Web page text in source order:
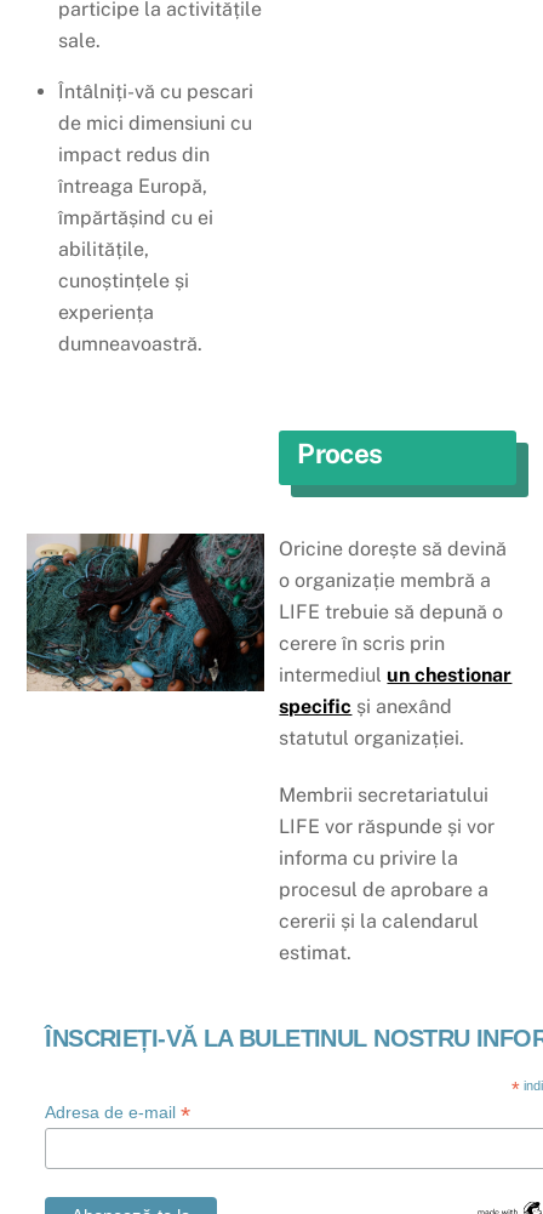
participe la activitățile
sale.
Întâlniți-vă cu pescari
de mici dimensiuni cu
impact redus din
întreaga Europă,
împărtășind cu ei
abilitățile,
cunoștințele și
experiența
dumneavoastră.
Proces
Oricine dorește să devină
o organizație membră a
LIFE trebuie să depună o
cerere în scris prin
intermediulun chestionar
specific și anexând
statutul organizației.
Membrii secretariatului
LIFE vor răspunde și vor
informa cu privire la
procesul de aprobare a
cererii și la calendarul
estimat.
ÎNSCRIEȚI-VĂ LA BULETINUL NOSTRU
*
Adresa de e-mail*